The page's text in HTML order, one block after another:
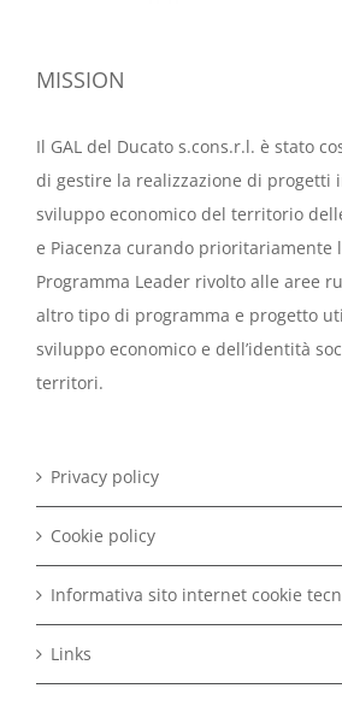
MISSION
Il GAL del Ducato s.cons.r.l. è stato
di gestire la realizzazione di progetti
sviluppo economico del territorio
e Piacenza curando prioritariamente
Programma Leader rivolto alle aree
altro tipo di programma e progetto
sviluppo economico e dell’identità
territori.
Privacy policy
Cookie policy
Informativa sito internet cookie
Links